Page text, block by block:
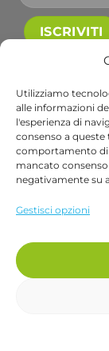
Utilizziamo
alle informazioni
l'esperienza di
consenso a
comportamento di
mancato
negativamente su
Gestisci opzioni
Accetto le
Alternative:
Visa
Via B.
REA:
recedere
Se desideri parlare